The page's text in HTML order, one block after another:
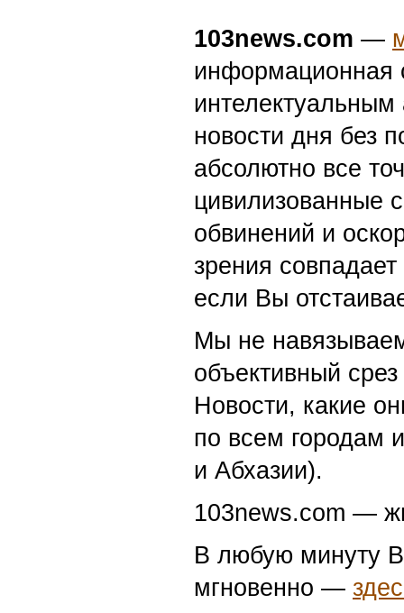
103news.com —
информационная
новости дня без
абсолютно все
цивилизованные
обвинений и
зрения
если Вы
Мы не
объективный
Новости, какие
по всем городам
и Абхазии).
103news.com —
В любую минуту
мгновенно —